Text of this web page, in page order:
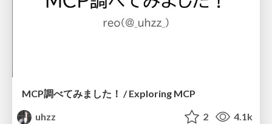
MCP調べてみました！ / Exploring MCP
uhzz
2 4.1k